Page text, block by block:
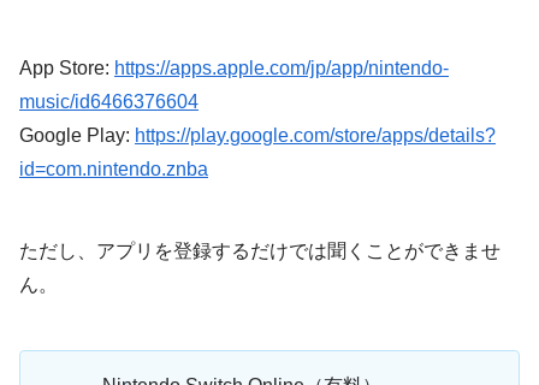
App Store: https://apps.apple.com/jp/app/nintendo-
music/id6466376604
Google Play: https://play.google.com/store/apps/details?
id=com.nintendo.znba
ただし、アプリを登録するだけでは聞くことができませ
ん。